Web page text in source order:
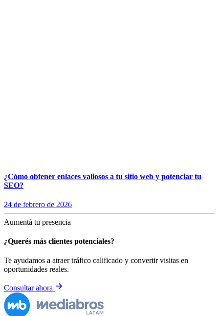
¿Cómo obtener enlaces valiosos a tu sitio web y potenciar tu
SEO?
24 de febrero de 2026
Aumentá tu presencia
¿Querés más clientes potenciales?
Te ayudamos a atraer tráfico calificado y convertir visitas en
oportunidades reales.
Consultar ahora